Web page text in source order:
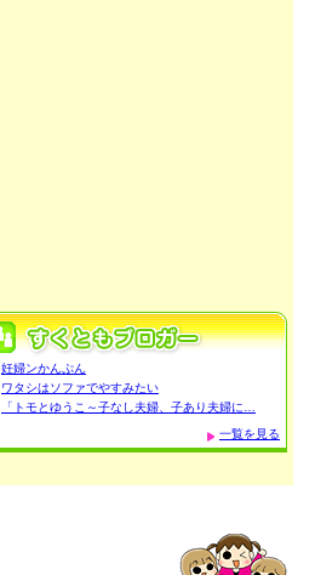
妊婦ンかんぷん
ワタシはソファでやすみたい
「トモとゆうこ～子なし夫婦、子あり夫婦に…
一覧を見る